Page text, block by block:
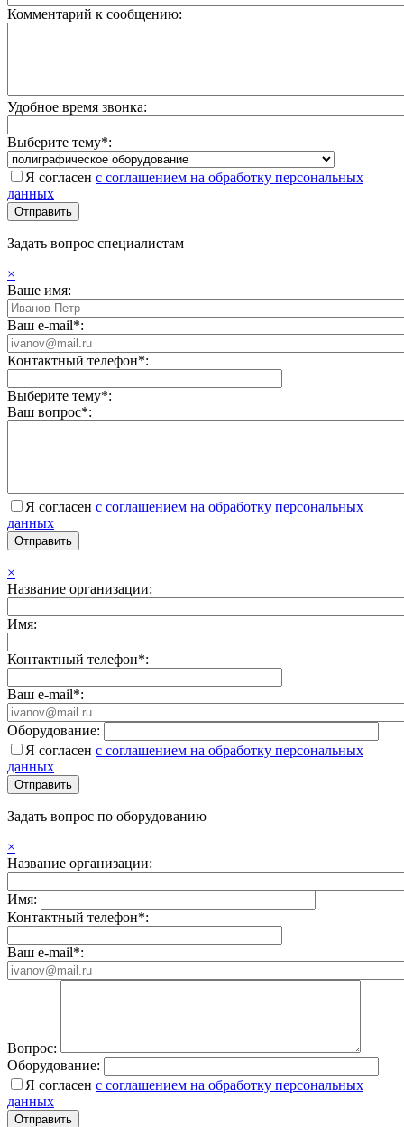
Комментарий к сообщению:
Удобное время звонка:
Выберите тему*:
Я согласен с соглашением на обработку персональных
данных
Задать вопрос специалистам
×
Ваше имя:
Ваш e-mail*:
Контактный телефон*:
Выберите тему*:
Ваш вопрос*:
Я согласен с соглашением на обработку персональных
данных
×
Название организации:
Имя:
Контактный телефон*:
Ваш e-mail*:
Оборудование:
Я согласен с соглашением на обработку персональных
данных
Задать вопрос по оборудованию
×
Название организации:
Имя:
Контактный телефон*:
Ваш e-mail*:
Вопрос:
Оборудование:
Я согласен с соглашением на обработку персональных
данных